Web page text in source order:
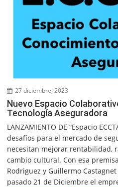
27 diciembre, 2023
Nuevo Espacio
Tecnología Aseguradora
LANZAMIENTO DE “Espacio
desafíos para el mercado de
necesitan mejorar rentabilidad,
cambio cultural. Con esa
Rodriguez y Guillermo
pasado 21 de Diciembre el